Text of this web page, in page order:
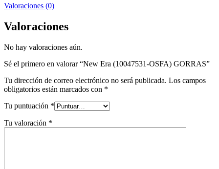
Valoraciones (0)
Valoraciones
No hay valoraciones aún.
Sé el primero en valorar “New Era (10047531-OSFA) GORRAS”
Tu dirección de correo electrónico no será publicada. Los campos
obligatorios están marcados con *
Tu puntuación *
Tu valoración *